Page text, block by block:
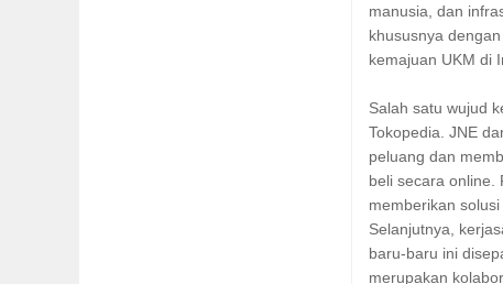
manusia, dan
khususnya
kemajuan UKM di
Salah satu wujud
Tokopedia. JNE
peluang dan
beli secara online.
memberikan
Selanjutnya,
baru-baru ini
merupakan